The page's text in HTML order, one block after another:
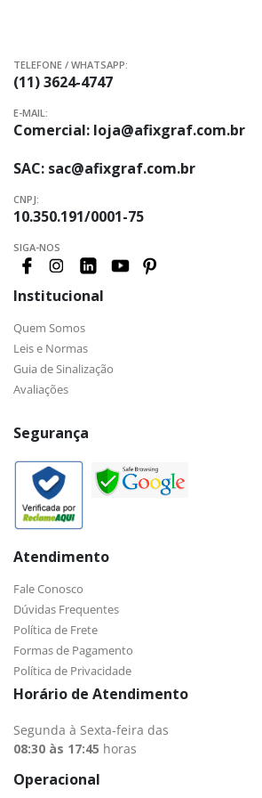
TELEFONE / WHATSAPP:
(11) 3624-4747
E-MAIL:
Comercial: loja@afixgraf.com.br
SAC: sac@afixgraf.com.br
CNPJ:
10.350.191/0001-75
SIGA-NOS
Institucional
Quem Somos
Leis e Normas
Guia de Sinalização
Avaliações
Segurança
Atendimento
Fale Conosco
Dúvidas Frequentes
Política de Frete
Formas de Pagamento
Política de Privacidade
Horário de Atendimento
Segunda à Sexta-feira das
08:30 às 17:45 horas
Operacional